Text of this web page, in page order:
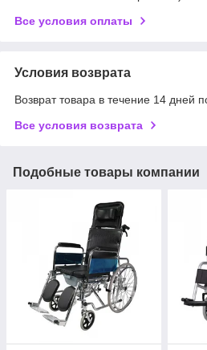
Все условия оплаты
Условия возврата
Возврат товара в течение 14 дней
Все условия возврата
Подобные товары компании